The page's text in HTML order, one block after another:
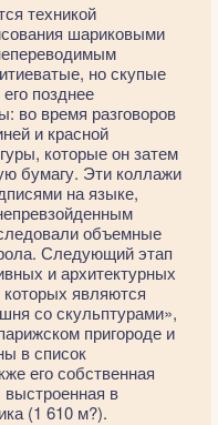
техникой
шариковыми
но скупые
позднее
во время разговоров
и красной
которые он затем
бумагу. Эти коллажи
на языке,
объемные
Следующий этап
и архитектурных
являются
со скульптурами»,
пригороде и
в список
его собственная
в
(1 610 м?).